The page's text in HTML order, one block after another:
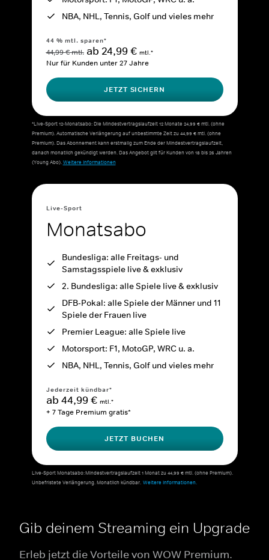
NBA, NHL, Tennis, Golf und vieles mehr
44 % mtl. sparen*
44,99 € mtl. ab 24,99 € mtl.*
Nur für Kunden unter 27 Jahre
JETZT SICHERN
*Live-Sport 12-Monatsabo: Die Mindestvertragslaufzeit 12 Monate 24,99 € mtl. (ohne
Premium). Automatische Verlängerung auf unbestimmte Zeit zu 44,99 € mtl. (ohne
Premium). Das Abonnement kann erstmalig zum Ende der Mindestvertragslaufzeit,
danach monatlich gekündigt werden. Das Angebot gilt für Kunden von 18 bis 26 Jahren
(Young Abo).Weitere Informationen
Live-Sport
Monatsabo
Bundesliga: alle Freitags- und
Samstagsspiele live & exklusiv
2. Bundesliga: alle Spiele live & exklusiv
DFB-Pokal: alle Spiele der Männer und 11
Spiele der Frauen live
Premier League: alle Spiele live
Motorsport: F1, MotoGP, WRC u. a.
NBA, NHL, Tennis, Golf und vieles mehr
Jederzeit kündbar*
ab 44,99 € mtl.*
+ 7 Tage Premium gratis*
JETZT BUCHEN
Live-Sport Monatsabo: Mindestvertragslaufzeit 1 Monat zu 44,99 € mtl. (ohne Premium).
Unbefristete Verlängerung. Monatlich kündbar. Weitere Informationen.
Gib deinem Streaming ein Upgrade
Erleb jetzt die Vorteile von WOW Premium.